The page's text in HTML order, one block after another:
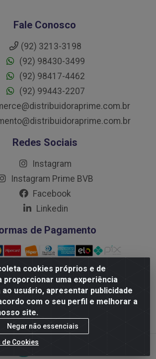
cookies próprios e de
proporcionar uma experiência
usuário, apresentar publicidade
com o seu perfil e melhorar a
site.
Negar não essenciais
Cookies
Fale Conosco
(92) 3213-3198
(92) 98430-3499
(92) 98417-4462
(92) 99443-2207
Redes Sociais
Instagram
Instagram Prime BVB
Facebook
Linkedin
de Pagamento
LTDA - Av. Professor Nilton Lins, 781 -
AM - CEP 69.058-030 - CNPJ:
10.717.750/0001-32